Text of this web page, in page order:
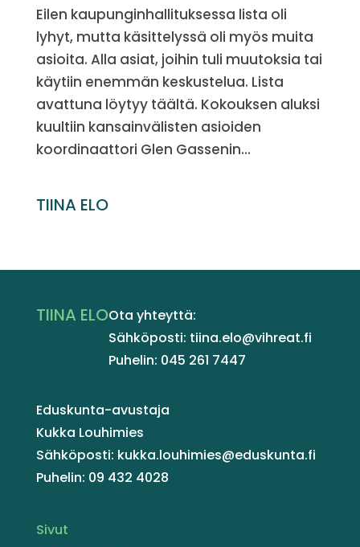
Eilen kaupunginhallituksessa lista oli
lyhyt, mutta käsittelyssä oli myös muita
asioita. Alla asiat, joihin tuli muutoksia tai
käytiin enemmän keskustelua. Lista
avattuna löytyy täältä. Kokouksen aluksi
kuultiin kansainvälisten asioiden
koordinaattori Glen Gassenin...
TIINA ELO
TIINA ELOOta yhteyttä:
Sähköposti: tiina.elo@vihreat.fi
Puhelin: 045 261 7447
Eduskunta-avustaja
Kukka Louhimies
Sähköposti: kukka.louhimies@eduskunta.fi
Puhelin: 09 432 4028
Sivut